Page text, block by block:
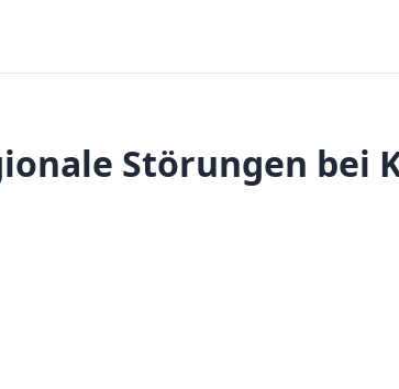
Störungen bei